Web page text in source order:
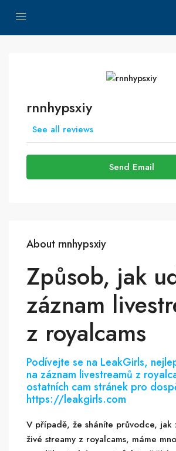
rnnhypsxiy
See all reviews
Send Email
About rnnhypsxiy
Způsob, jak
záznam
z royalcams
Podívejte se na LeakGirls,
na záznam livestreamů z
ostatních cam stránek pro
https://leakgirls.com
V případě, že sháníte průvodce, jak
živé streamy z royalcams, máme